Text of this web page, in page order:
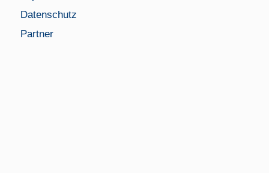
Datenschutz
Partner